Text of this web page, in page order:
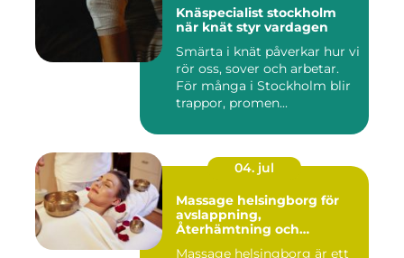
Knäspecialist stockholm
när knät styr vardagen
Smärta i knät påverkar hur vi
rör oss, sover och arbetar.
För många i Stockholm blir
trappor, promen...
04. jul
Massage helsingborg för
avslappning,
Återhämtning och
Massage helsingborg är ett